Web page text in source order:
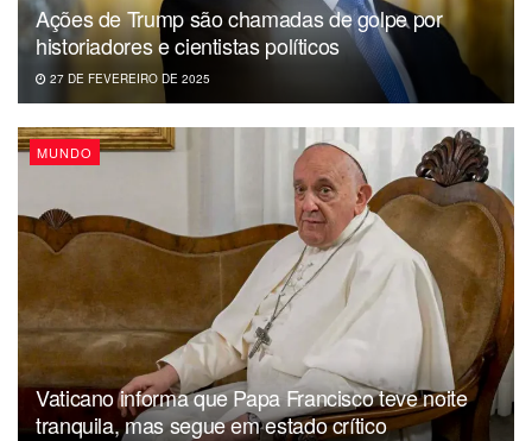
Ações de Trump são chamadas de golpe por
historiadores e cientistas políticos
27 DE FEVEREIRO DE 2025
MUNDO
Vaticano informa que Papa Francisco teve noite
tranquila, mas segue em estado crítico